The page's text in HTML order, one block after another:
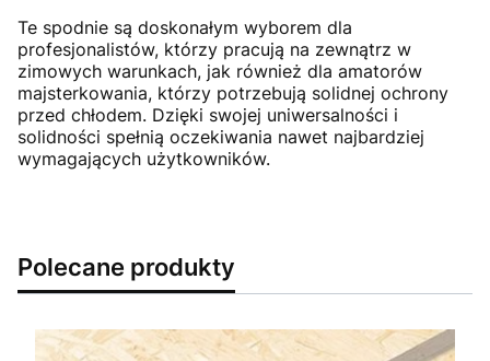
Te spodnie są doskonałym wyborem dla
profesjonalistów, którzy pracują na zewnątrz w
zimowych warunkach, jak również dla amatorów
majsterkowania, którzy potrzebują solidnej ochrony
przed chłodem. Dzięki swojej uniwersalności i
solidności spełnią oczekiwania nawet najbardziej
wymagających użytkowników.
Polecane produkty